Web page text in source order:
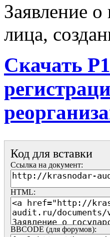
Заявление
лица,
Скачать
Код для вставки
Ссылка на документ:
HTML:
BBCODE (для форумов):